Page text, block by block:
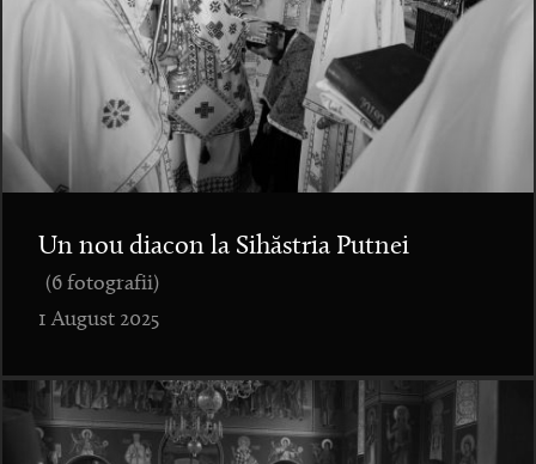
Un nou diacon la Sihăstria Putnei
(6 fotografii)
1 August 2025